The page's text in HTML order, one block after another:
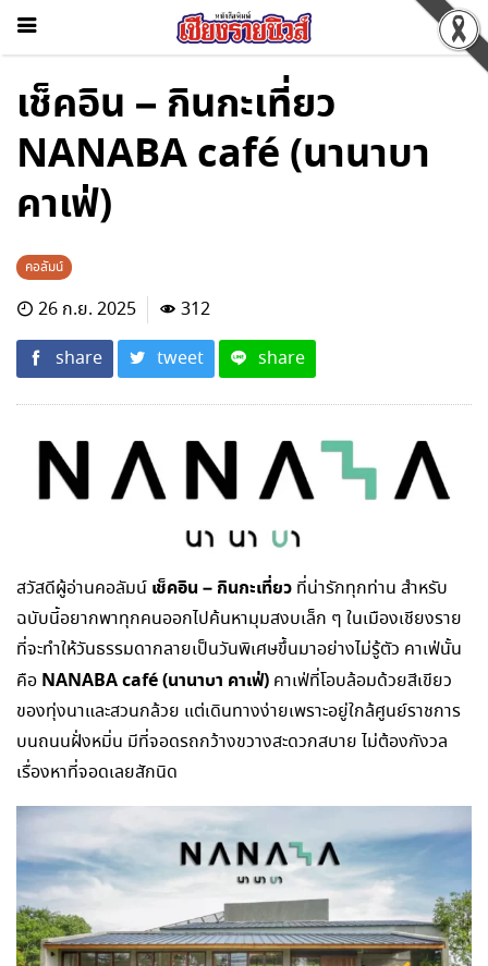
เช็คอิน – กินกะเที่ยว
NANABA café (นานาบา
คาเฟ่)
คอลัมน์
26 ก.ย. 2025
312
share
tweet share
สวัสดีผู้อ่านคอลัมน์ เช็คอิน – กินกะเที่ยว ที่น่ารักทุกท่าน สำหรับ
ฉบับนี้อยากพาทุกคนออกไปค้นหามุมสงบเล็ก ๆ ในเมืองเชียงราย
ที่จะทำให้วันธรรมดากลายเป็นวันพิเศษขึ้นมาอย่างไม่รู้ตัว คาเฟ่นั้น
คือ NANABA café (นานาบา คาเฟ่) คาเฟ่ที่โอบล้อมด้วยสีเขียว
ของทุ่งนาและสวนกล้วย แต่เดินทางง่ายเพราะอยู่ใกล้ศูนย์ราชการ
บนถนนฝั่งหมิ่น มีที่จอดรถกว้างขวางสะดวกสบาย ไม่ต้องกังวล
เรื่องหาที่จอดเลยสักนิด